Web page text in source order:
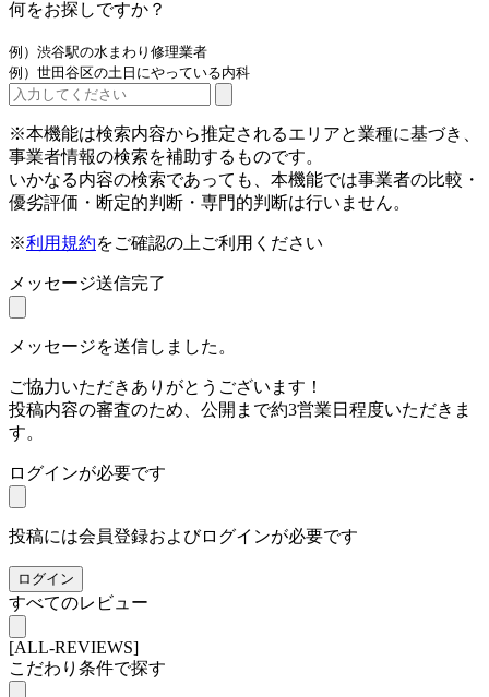
何をお探しですか？
例）渋谷駅の水まわり修理業者
例）世田谷区の土日にやっている内科
※本機能は検索内容から推定されるエリアと業種に基づき、
事業者情報の検索を補助するものです。
いかなる内容の検索であっても、本機能では事業者の比較・
優劣評価・断定的判断・専門的判断は行いません。
※利用規約をご確認の上ご利用ください
メッセージ送信完了
メッセージを送信しました。
ご協力いただきありがとうございます！
投稿内容の審査のため、公開まで約3営業日程度いただきま
す。
ログインが必要です
投稿には会員登録およびログインが必要です
ログイン
すべてのレビュー
[ALL-REVIEWS]
こだわり条件で探す